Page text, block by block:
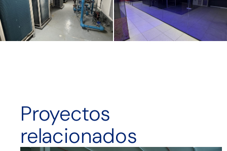
Proyectos
relacionados